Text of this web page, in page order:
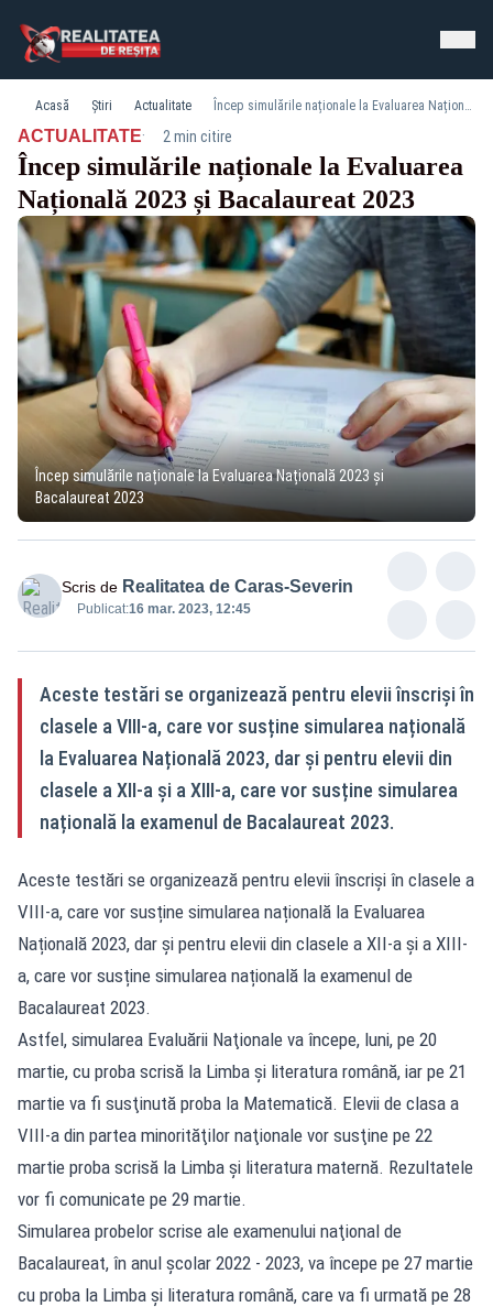
Acasă Știri Actualitate Încep simulările naționale la Evaluarea Națională 2023 și Bacalaureat 2023
ACTUALITATE· 2 min citire
Încep simulările naționale la Evaluarea
Națională 2023 și Bacalaureat 2023
Încep simulările naționale la Evaluarea Națională 2023 și
Bacalaureat 2023
Scris de Realitatea de Caras-Severin
Publicat:16 mar. 2023, 12:45
Aceste testări se organizează pentru elevii înscriși în
clasele a VIII-a, care vor susține simularea națională
la Evaluarea Națională 2023, dar și pentru elevii din
clasele a XII-a și a XIII-a, care vor susține simularea
națională la examenul de Bacalaureat 2023.
Aceste testări se organizează pentru elevii înscriși în clasele a
VIII-a, care vor susține simularea națională la Evaluarea
Națională 2023, dar și pentru elevii din clasele a XII-a și a XIII-
a, care vor susține simularea națională la examenul de
Bacalaureat 2023.
Astfel, simularea Evaluării Naţionale va începe, luni, pe 20
martie, cu proba scrisă la Limba şi literatura română, iar pe 21
martie va fi susţinută proba la Matematică. Elevii de clasa a
VIII-a din partea minorităţilor naţionale vor susţine pe 22
martie proba scrisă la Limba şi literatura maternă. Rezultatele
vor fi comunicate pe 29 martie.
Simularea probelor scrise ale examenului naţional de
Bacalaureat, în anul şcolar 2022 - 2023, va începe pe 27 martie
cu proba la Limba şi literatura română, care va fi urmată pe 28